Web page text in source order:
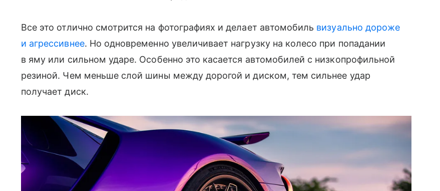
Все это отлично смотрится на фотографиях и делает автомобиль визуально дороже
и агрессивнее. Но одновременно увеличивает нагрузку на колесо при попадании
в яму или сильном ударе. Особенно это касается автомобилей с низкопрофильной
резиной. Чем меньше слой шины между дорогой и диском, тем сильнее удар
получает диск.